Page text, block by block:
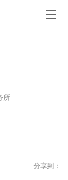
所
分享到：